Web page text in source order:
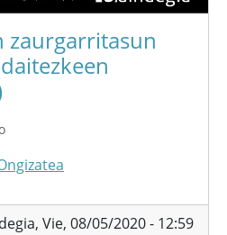
zaurgarritasun
Vie, 08/05/2020 - 12:59